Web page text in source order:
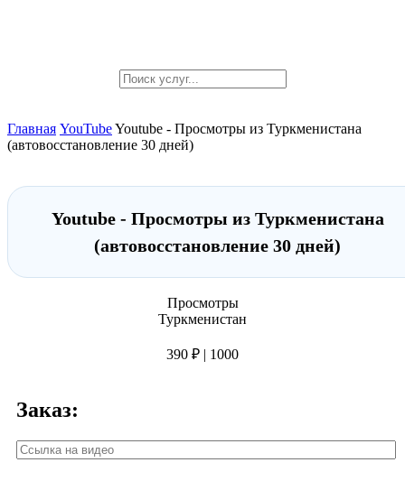
Главная YouTubeYoutube - Просмотры из Туркменистана
(автовосстановление 30 дней)
Youtube - Просмотры из Туркменистана
(автовосстановление 30 дней)
Просмотры
Туркменистан
390 ₽ | 1000
Заказ: